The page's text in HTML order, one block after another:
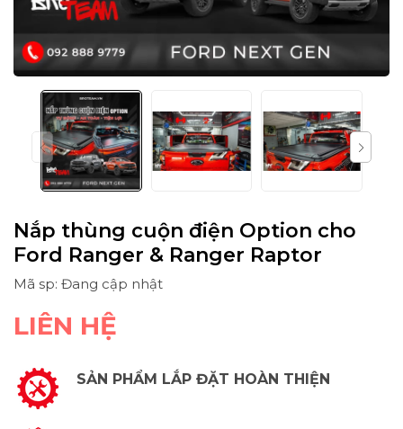
Nắp thùng cuộn điện Option cho
Ford Ranger & Ranger Raptor
Mã sp: Đang cập nhật
LIÊN HỆ
SẢN PHẨM LẮP ĐẶT HOÀN THIỆN